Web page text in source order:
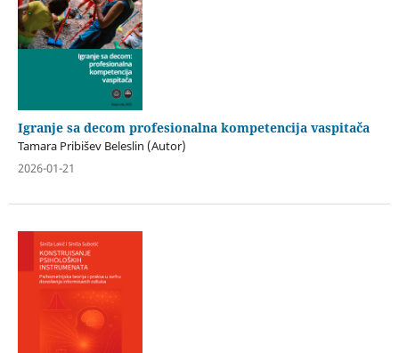
Igranje sa decom profesionalna kompetencija vaspitača
Tamara Pribišev Beleslin (Autor)
2026-01-21